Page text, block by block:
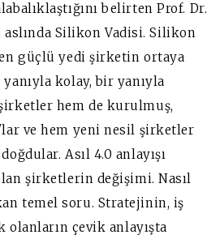
belirten Prof. Dr.
Silikon Vadisi. Silikon
güçlü yedi şirketin ortaya
yanıyla kolay, bir yanıyla
hem de kurulmuş,
ve hem yeni nesil şirketler
Asıl 4.0 anlayışı
şirketlerin değişimi. Nasıl
temel soru. Stratejinin, iş
olanların çevik anlayışta